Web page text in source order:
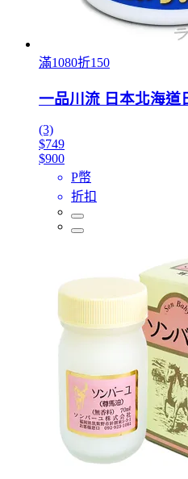
滿1080折150
一品川流 日本北海道
(3)
$749
$900
P幣
折扣